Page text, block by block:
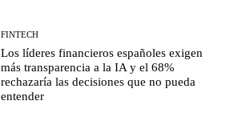
FINTECH
Los líderes financieros españoles exigen
más transparencia a la IA y el 68%
rechazaría las decisiones que no pueda
entender